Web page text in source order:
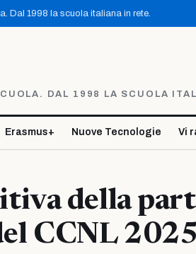
Dal 1998 la scuola italiana in rete.
DAL 1998 LA SCUOLA
Erasmus+ Nuove Tecnologie Vi
della
CCNL